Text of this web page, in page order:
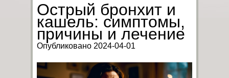
Острый бронхит и
кашель: симптомы,
причины и лечение
Опубликовано 2024-04-01